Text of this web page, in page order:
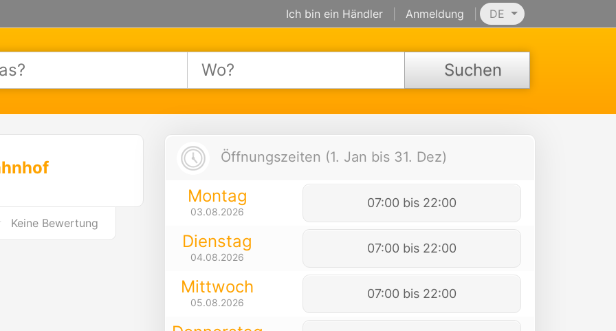
Ich bin ein Händler Anmeldung DE
Suchen
Keine Bewertung
Öffnungszeiten (1. Jan bis 31. Dez)
Montag
03.08.2026
07:00 bis 22:00
Dienstag
04.08.2026
07:00 bis 22:00
Mittwoch
05.08.2026
07:00 bis 22:00